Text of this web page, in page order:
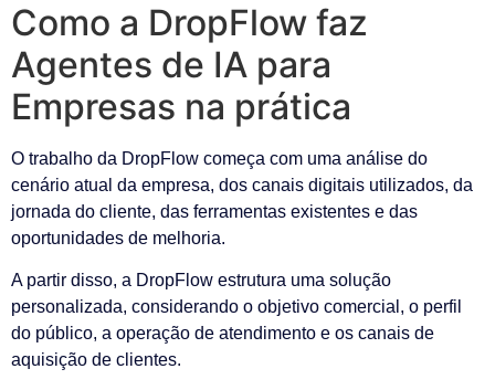
Como a DropFlow faz
Agentes de IA para
Empresas na prática
O trabalho da DropFlow começa com uma análise do
cenário atual da empresa, dos canais digitais utilizados, da
jornada do cliente, das ferramentas existentes e das
oportunidades de melhoria.
A partir disso, a DropFlow estrutura uma solução
personalizada, considerando o objetivo comercial, o perfil
do público, a operação de atendimento e os canais de
aquisição de clientes.